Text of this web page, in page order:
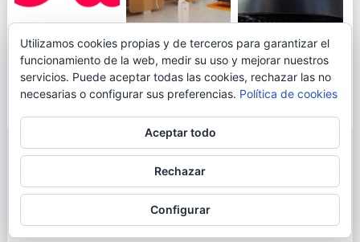
JUEGA AL
CANICÓDROMO
DIGITAL DE
OPENBANK
ING TOCA SUELO EN
LA RENTABILIDAD
DE SU CUENTA
NARANJA: 0,01% TAE
EVO BANK
PERMITIRÁ
INGRESAR DINERO
DESDE LAS OFICINAS
© 2026BLOGAHORRO.
CONTACTA CON EL AUTOR
MAPA DE LA WEB
MÁS INFORMACIÓN SOBRE LAS COOKIES
POLÍTICA DE COOKIES
Utilizamos cookies propias y de terceros para garantizar el
funcionamiento de la web, medir su uso y mejorar nuestros
servicios. Puede aceptar todas las cookies, rechazar las no
necesarias o configurar sus preferencias. Política de cookies
Aceptar todo
Rechazar
Configurar